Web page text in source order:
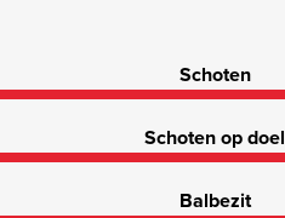
Schoten
Schoten op doel
Balbezit